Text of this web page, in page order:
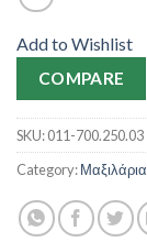
Add to Wishlist
COMPARE
SKU:011-700.250.03
Category:Μαξιλάρια